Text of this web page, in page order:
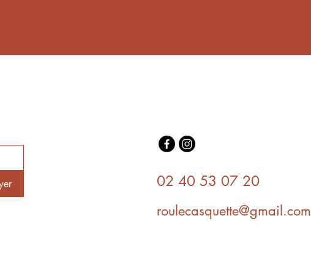
02 40 53 07 20
roulecasquette@gmail.com